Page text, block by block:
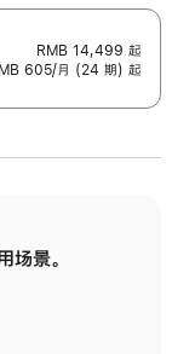
RMB 14,499 起
605/月 (24 期) 起
场景。